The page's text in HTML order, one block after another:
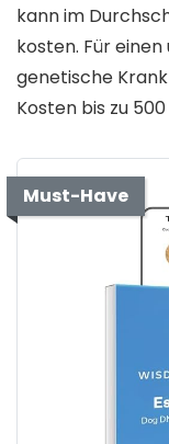
kann im
kosten. Für
genetische
Kosten bis zu
Must-Have